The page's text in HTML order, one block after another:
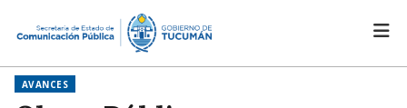
AVANCES